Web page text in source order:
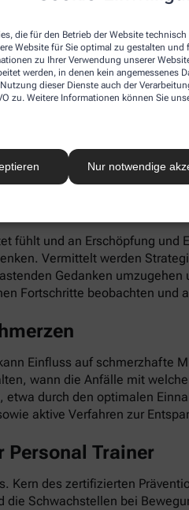
die für den Betrieb der Website
Website für Sie optimal zu gestalten
zu Ihrer Verwendung unserer
werden, in denen kein angemessenes
dieser Dienste auch der
zu. Weitere Informationen können Sie
Nur notwendige
digital einlösen: Die
fühlt und an Erschöpfung
Vermittelt werden
Gedanken
Fortschritte beobachten und
Einfluss auf schmerzhafte
wann die Anfälle mit
etwa durch den optimalen
aktive Verfahren zur
Trainer
Kern des zertifizierten
die Schwachstellen bei